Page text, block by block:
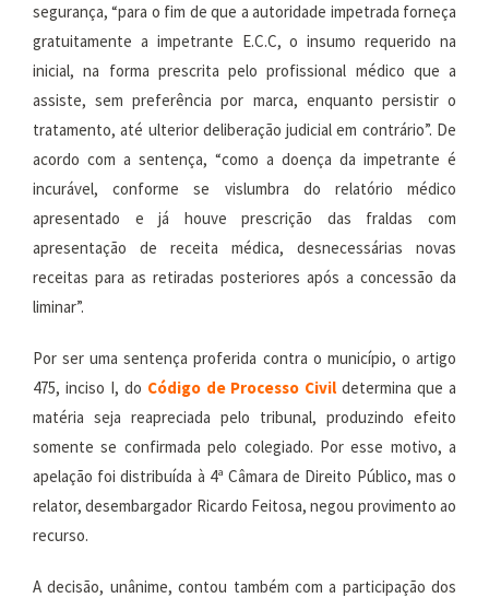
segurança, “para o fim de que a autoridade impetrada forneça
gratuitamente a impetrante E.C.C, o insumo requerido na
inicial, na forma prescrita pelo profissional médico que a
assiste, sem preferência por marca, enquanto persistir o
tratamento, até ulterior deliberação judicial em contrário”. De
acordo com a sentença, “como a doença da impetrante é
incurável, conforme se vislumbra do relatório médico
apresentado e já houve prescrição das fraldas com
apresentação de receita médica, desnecessárias novas
receitas para as retiradas posteriores após a concessão da
liminar”.
Por ser uma sentença proferida contra o município, o artigo
475, inciso I, do Código de Processo Civildetermina que a
matéria seja reapreciada pelo tribunal, produzindo efeito
somente se confirmada pelo colegiado. Por esse motivo, a
apelação foi distribuída à 4ª Câmara de Direito Público, mas o
relator, desembargador Ricardo Feitosa, negou provimento ao
recurso.
A decisão, unânime, contou também com a participação dos